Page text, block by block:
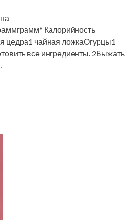
Калорийность
цедра1 чайная ложкаОгурцы1
все ингредиенты. 2Выжать